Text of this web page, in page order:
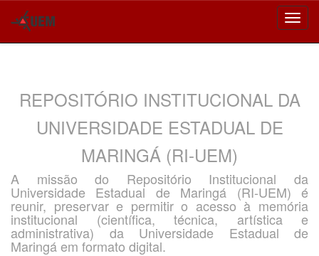
REPOSITÓRIO INSTITUCIONAL DA
UNIVERSIDADE ESTADUAL DE
MARINGÁ (RI-UEM)
A missão do Repositório Institucional da
Universidade Estadual de Maringá (RI-UEM) é
reunir, preservar e permitir o acesso à memória
institucional (científica, técnica, artística e
administrativa) da Universidade Estadual de
Maringá em formato digital.